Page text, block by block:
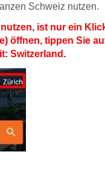
Schweiz nutzen.
ist nur ein
öffnen, tippen Sie
Switzerland.